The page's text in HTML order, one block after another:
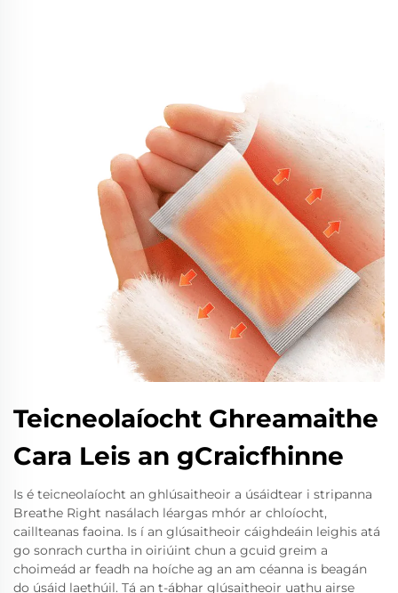
Teicneolaíocht Ghreamaithe
Cara Leis an gCraicfhinne
Is é teicneolaíocht an ghlúsaitheoir a úsáidtear i stripanna
Breathe Right nasálach léargas mhór ar chloíocht,
caillteanas faoina. Is í an glúsaitheoir cáighdeáin leighis atá
go sonrach curtha in oiriúint chun a gcuid greim a
choimeád ar feadh na hoíche ag an am céanna is beagán
do úsáid laethúil. Tá an t-ábhar glúsaitheoir uathu airse